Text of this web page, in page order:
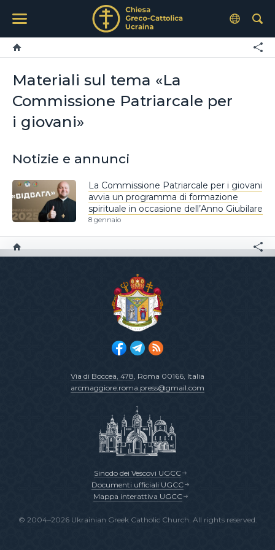
Materiali sul tema «La
Commissione Patriarcale per
i giovani»
Notizie e annunci
La Commissione Patriarcale per i giovani
avvia un programma di formazione
spirituale in occasione dell’Anno Giubilare
8 gennaio
Via di Boccea, 478, Roma 00166, Italia
arcmaggiore.roma.press@gmail.com
Sinodo dei Vescovi UGCC
Documenti ufficiali UGCC
Mappa interattiva UGCC
© 2004–2026 Ukrainian Greek Catholic Church. All rights reserved.